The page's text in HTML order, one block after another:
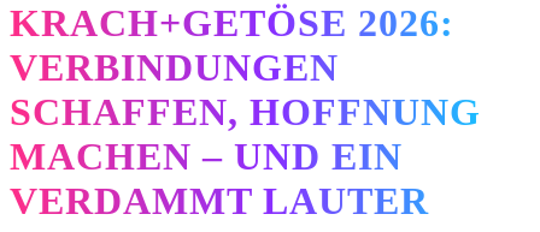
KRACH+GETÖSE 2026:
VERBINDUNGEN
SCHAFFEN, HOFFNUNG
MACHEN – UND EIN
VERDAMMT LAUTER